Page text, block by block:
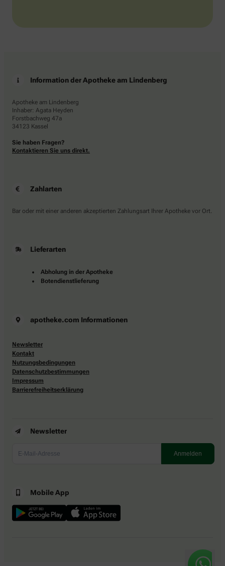
Information der Apotheke am Lindenberg
Apotheke am Lindenberg
Inhaber: Agata Heyden
Forstbachweg 47a
34123 Kassel
Sie haben Fragen?
Kontaktieren Sie uns direkt.
Zahlarten
Bar oder mit einer anderen akzeptierten Zahlungsart Ihrer Apotheke vor Ort.
Lieferarten
Abholung in der Apotheke
Botendienstlieferung
apotheke.com Informationen
Newsletter
Kontakt
Nutzungsbedingungen
Datenschutzbestimmungen
Impressum
Barrierefreiheitserklärung
Newsletter
Mobile App